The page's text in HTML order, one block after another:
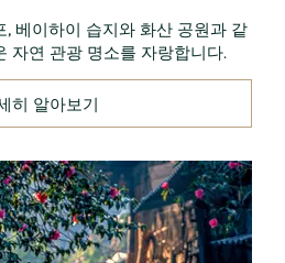
베이하이 습지와 화산 공원과 같
자연 관광 명소를 자랑합니다.
히 알아보기